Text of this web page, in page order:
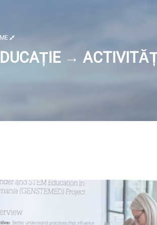
→